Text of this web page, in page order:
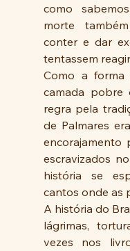
como
morte
conter e dar
tentassem
Como a forma
camada pobre
regra pela
de Palmares
encorajamento
escravizados
história se
cantos onde as
A história do
lágrimas,
vezes nos